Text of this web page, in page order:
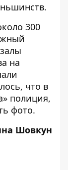
300
на
что в
полиция,
фото.
Шовкун